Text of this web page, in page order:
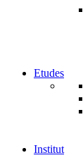
Etudes
Institut